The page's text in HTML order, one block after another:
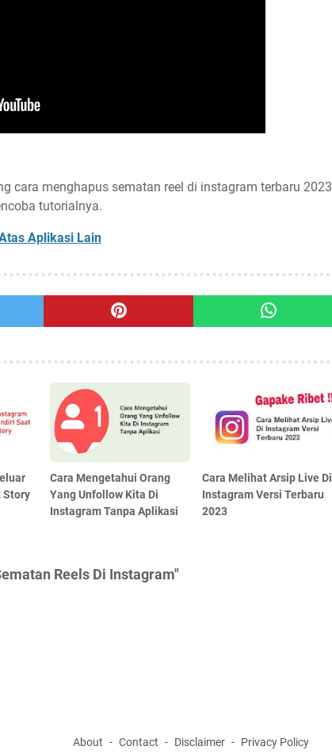
cara menghapus sematan reel di instagram terbaru 2023
tutorialnya.
Aplikasi Lain
Story
Cara Mengetahui Orang
Yang Unfollow Kita Di
Instagram Tanpa Aplikasi
Cara Melihat Arsip Live Di
Instagram Versi Terbaru
2023
Reels Di Instagram"
About Contact Disclaimer Privacy Policy